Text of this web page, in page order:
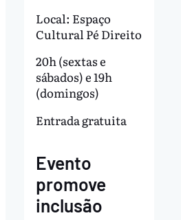
Local: Espaço
Cultural Pé Direito
20h (sextas e
sábados) e 19h
(domingos)
Entrada gratuita
Evento
promove
inclusão